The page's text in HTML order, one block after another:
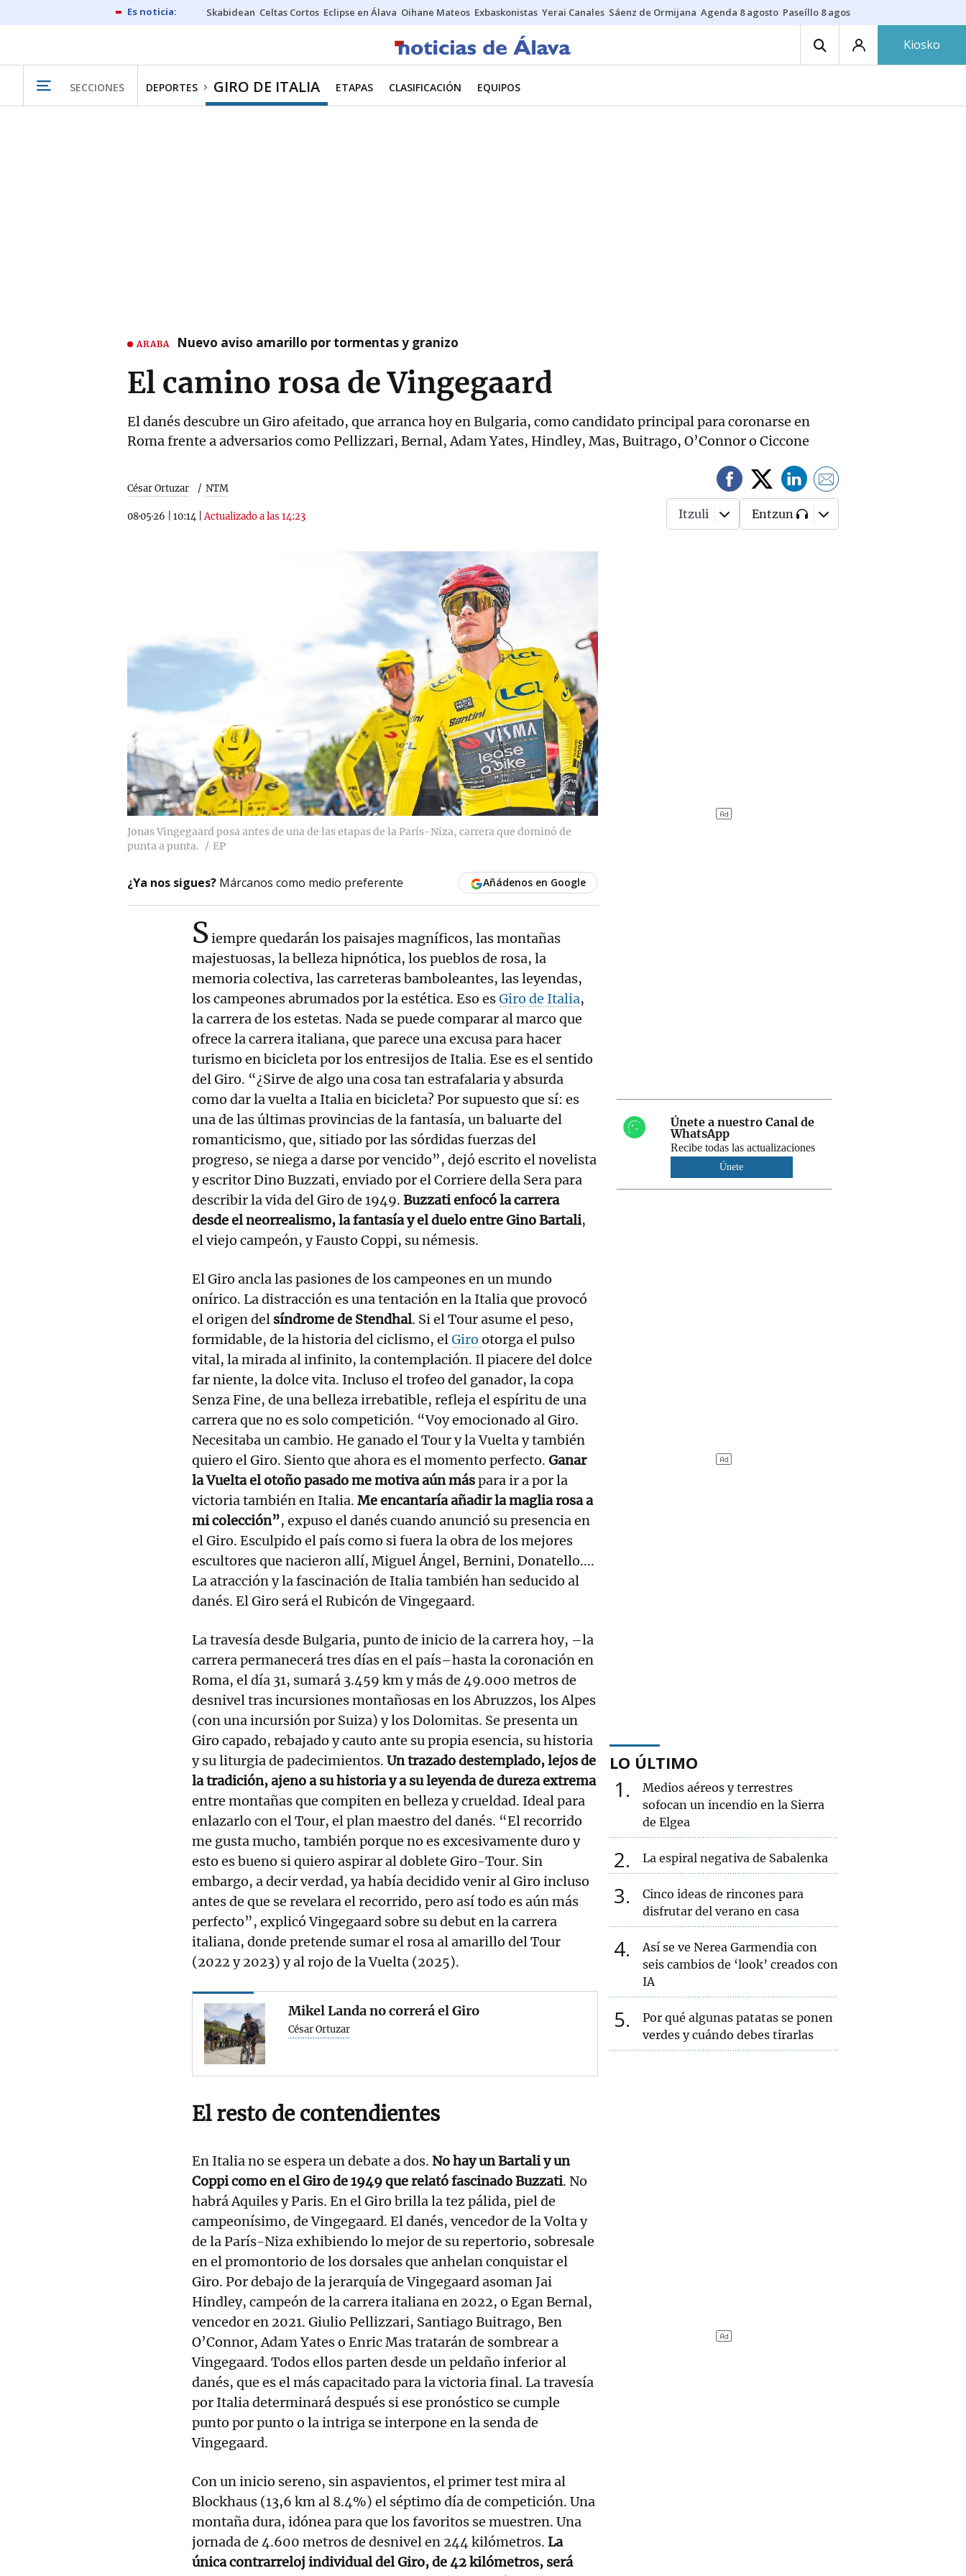
Skabidean Celtas Cortos Eclipse en Álava Oihane Mateos Exbaskonistas Yerai Canales Sáenz de Ormijana Agenda 8 agosto Paseíllo 8 agosto
Kiosko
SECCIONES DEPORTES GIRO DE ITALIA ETAPAS CLASIFICACIÓN EQUIPOS
ARABA Nuevo aviso amarillo por tormentas y granizo
El camino rosa de Vingegaard
El danés descubre un Giro afeitado, que arranca hoy en Bulgaria, como candidato principal para coronarse en
Roma frente a adversarios como Pellizzari, Bernal, Adam Yates, Hindley, Mas, Buitrago, O’Connor o Ciccone
César Ortuzar NTM
08·05·26 10:14 |Actualizado a las 14:23 Itzuli Entzun
Jonas Vingegaard posa antes de una de las etapas de la París-Niza, carrera que dominó de
punta a punta.
EP
¿Ya nos sigues? Márcanos como medio preferente Añádenos en Google
Siempre quedarán los paisajes magníficos, las montañas
majestuosas, la belleza hipnótica, los pueblos de rosa, la
memoria colectiva, las carreteras bamboleantes, las leyendas,
los campeones abrumados por la estética. Eso esGiro de Italia,
la carrera de los estetas. Nada se puede comparar al marco que
ofrece la carrera italiana, que parece una excusa para hacer
turismo en bicicleta por los entresijos de Italia. Ese es el sentido
del Giro. “¿Sirve de algo una cosa tan estrafalaria y absurda
como dar la vuelta a Italia en bicicleta? Por supuesto que sí: es
una de las últimas provincias de la fantasía, un baluarte del
romanticismo, que, sitiado por las sórdidas fuerzas del
progreso, se niega a darse por vencido”, dejó escrito el novelista
y escritor Dino Buzzati, enviado por el Corriere della Sera para
describir la vida del Giro de 1949. Buzzati enfocó la carrera
desde el neorrealismo, la fantasía y el duelo entre Gino Bartali,
el viejo campeón, y Fausto Coppi, su némesis.
El Giro ancla las pasiones de los campeones en un mundo
onírico. La distracción es una tentación en la Italia que provocó
el origen del síndrome de Stendhal. Si el Tour asume el peso,
formidable, de la historia del ciclismo, elGiro otorga el pulso
vital, la mirada al infinito, la contemplación. Il piacere del dolce
far niente, la dolce vita. Incluso el trofeo del ganador, la copa
Senza Fine, de una belleza irrebatible, refleja el espíritu de una
carrera que no es solo competición. “Voy emocionado al Giro.
Necesitaba un cambio. He ganado el Tour y la Vuelta y también
quiero el Giro. Siento que ahora es el momento perfecto. Ganar
la Vuelta el otoño pasado me motiva aún máspara ir a por la
victoria también en Italia. Me encantaría añadir la maglia rosa a
mi colección”, expuso el danés cuando anunció su presencia en
el Giro. Esculpido el país como si fuera la obra de los mejores
escultores que nacieron allí, Miguel Ángel, Bernini, Donatello....
La atracción y la fascinación de Italia también han seducido al
danés. El Giro será el Rubicón de Vingegaard.
La travesía desde Bulgaria, punto de inicio de la carrera hoy, –la
carrera permanecerá tres días en el país–hasta la coronación en
Roma, el día 31, sumará 3.459 km y más de 49.000 metros de
desnivel tras incursiones montañosas en los Abruzzos, los Alpes
(con una incursión por Suiza) y los Dolomitas. Se presenta un
Giro capado, rebajado y cauto ante su propia esencia, su historia
y su liturgia de padecimientos. Un trazado destemplado, lejos de
la tradición, ajeno a su historia y a su leyenda de dureza extrema
entre montañas que compiten en belleza y crueldad. Ideal para
enlazarlo con el Tour, el plan maestro del danés. “El recorrido
me gusta mucho, también porque no es excesivamente duro y
esto es bueno si quiero aspirar al doblete Giro-Tour. Sin
embargo, a decir verdad, ya había decidido venir al Giro incluso
antes de que se revelara el recorrido, pero así todo es aún más
perfecto”, explicó Vingegaard sobre su debut en la carrera
italiana, donde pretende sumar el rosa al amarillo del Tour
(2022 y 2023) y al rojo de la Vuelta (2025).
Mikel Landa no correrá el Giro
César Ortuzar
El resto de contendientes
En Italia no se espera un debate a dos. No hay un Bartali y un
Coppi como en el Giro de 1949 que relató fascinado Buzzati. No
habrá Aquiles y Paris. En el Giro brilla la tez pálida, piel de
campeonísimo, de Vingegaard. El danés, vencedor de la Volta y
de la París-Niza exhibiendo lo mejor de su repertorio, sobresale
en el promontorio de los dorsales que anhelan conquistar el
Giro. Por debajo de la jerarquía de Vingegaard asoman Jai
Hindley, campeón de la carrera italiana en 2022, o Egan Bernal,
vencedor en 2021. Giulio Pellizzari, Santiago Buitrago, Ben
O’Connor, Adam Yates o Enric Mas tratarán de sombrear a
Vingegaard. Todos ellos parten desde un peldaño inferior al
danés, que es el más capacitado para la victoria final. La travesía
por Italia determinará después si ese pronóstico se cumple
punto por punto o la intriga se interpone en la senda de
Vingegaard.
Con un inicio sereno, sin aspavientos, el primer test mira al
Blockhaus (13,6 km al 8.4%) el séptimo día de competición. Una
montaña dura, idónea para que los favoritos se muestren. Una
jornada de 4.600 metros de desnivel en 244 kilómetros. La
única contrarreloj individual del Giro, de 42 kilómetros, será
Únete a nuestro Canal de
WhatsApp
Recibe todas las actualizaciones
Únete
LO ÚLTIMO
1
Medios aéreos y terrestres
sofocan un incendio en la Sierra
de Elgea
2 La espiral negativa de Sabalenka
3
Cinco ideas de rincones para
disfrutar del verano en casa
4
Así se ve Nerea Garmendia con
seis cambios de ‘look’ creados con
IA
5
Por qué algunas patatas se ponen
verdes y cuándo debes tirarlas